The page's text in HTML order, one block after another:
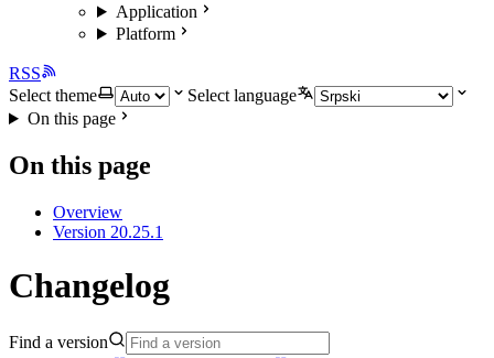
Application
Platform
RSS
Select theme
Select language
On this page
On this page
Overview
Version 20.25.1
Changelog
Find a version